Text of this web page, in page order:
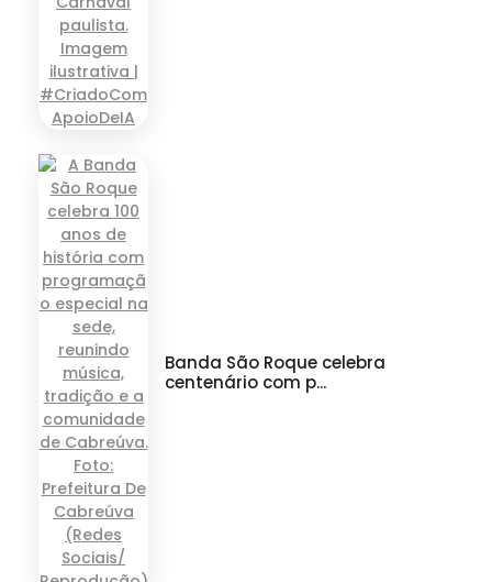
Banda São Roque celebra
centenário com p...